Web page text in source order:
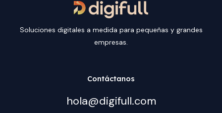
Soluciones digitales a medida para pequeñas y grandes
empresas.
Contáctanos
hola@digifull.com